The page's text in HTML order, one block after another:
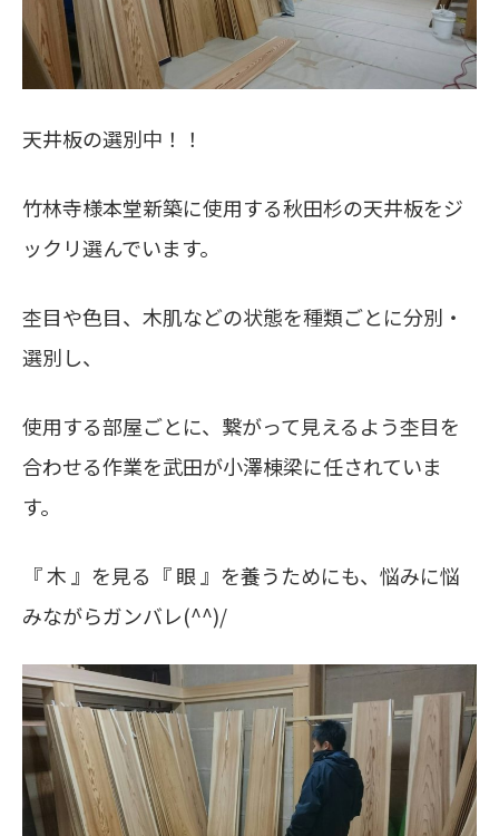
天井板の選別中！！
竹林寺様本堂新築に使用する秋田杉の天井板をジ
ックリ選んでいます。
杢目や色目、木肌などの状態を種類ごとに分別・
選別し、
使用する部屋ごとに、繋がって見えるよう杢目を
合わせる作業を武田が小澤棟梁に任されていま
す。
『 木 』を見る『 眼 』を養うためにも、悩みに悩
みながらガンバレ(^^)/